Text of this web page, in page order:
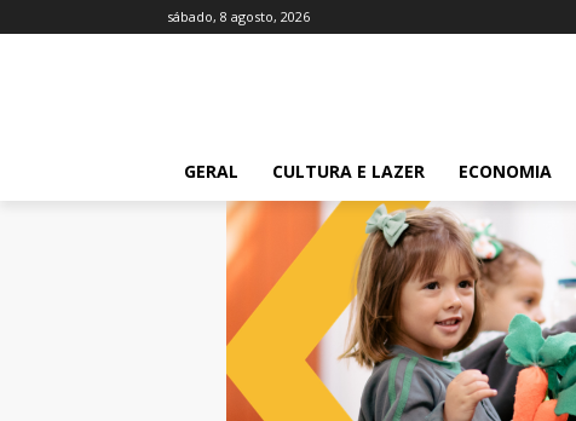
sábado, 8 agosto, 2026
GERAL CULTURA E LAZER ECONOMIA